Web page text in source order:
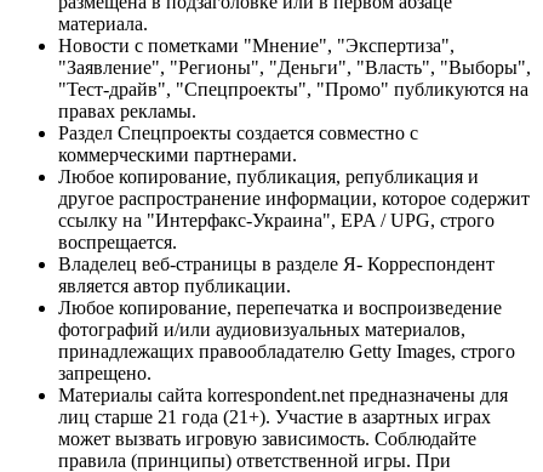
материала.
Новости с пометками "Мнение", "Экспертиза",
"Заявление", "Регионы", "Деньги", "Власть", "Выборы",
"Тест-драйв", "Спецпроекты", "Промо" публикуются на
правах рекламы.
Раздел Спецпроекты создается совместно с
коммерческими партнерами.
Любое копирование, публикация, републикация и
другое распространение информации, которое содержит
ссылку на "Интерфакс-Украина", EPA / UPG, строго
воспрещается.
Владелец веб-страницы в разделе Я- Корреспондент
является автор публикации.
Любое копирование, перепечатка и воспроизведение
фотографий и/или аудиовизуальных материалов,
принадлежащих правообладателю Getty Images, строго
запрещено.
Материалы сайта korrespondent.net предназначены для
лиц старше 21 года (21+). Участие в азартных играх
может вызвать игровую зависимость. Соблюдайте
правила (принципы) ответственной игры. При